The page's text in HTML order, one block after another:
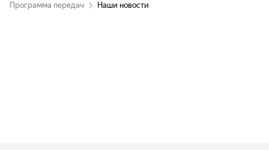
Программа передач Наши новости